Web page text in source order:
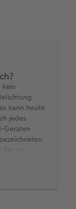
kann heute
jedes
Geräten
am